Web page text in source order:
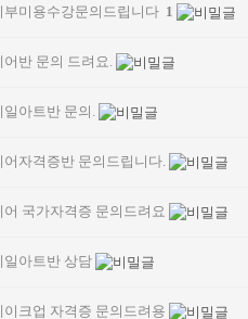
부미용수강문의드립니다 1
반 문의 드려요.
일아트반 문의.
어자격증반 문의드립니다.
어 국가자격증 문의드려요
일아트반 상담
이크업 자격증 문의드려용